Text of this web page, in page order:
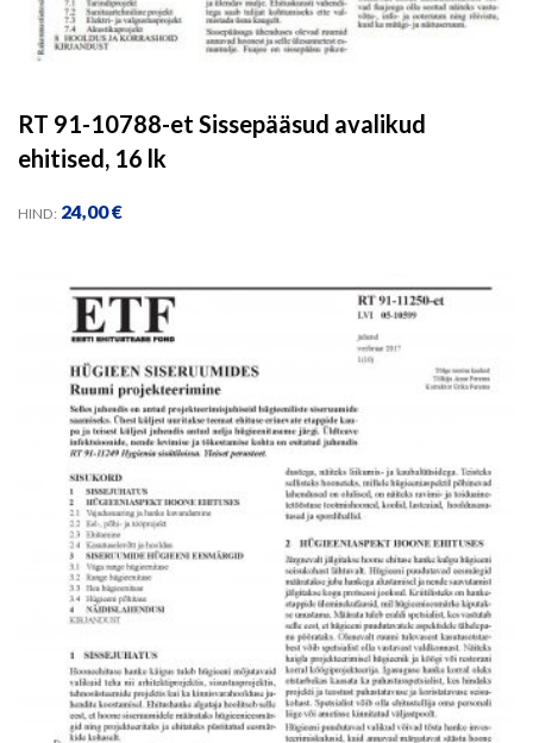
RT 91-10788-et Sissepääsud avalikud
ehitised, 16 lk
HIND: 24,00€